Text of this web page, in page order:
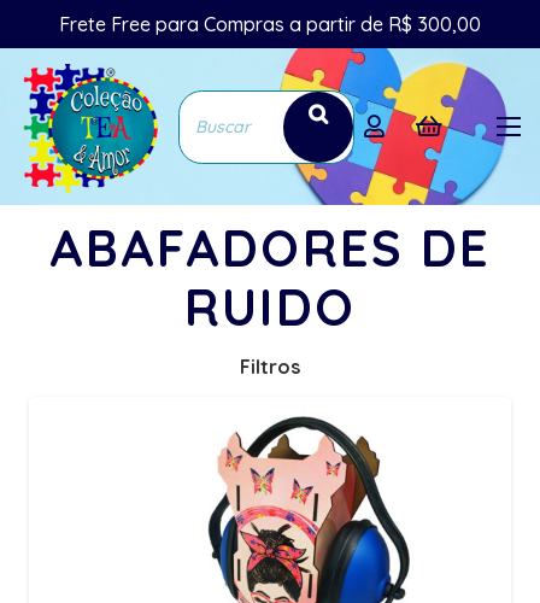
Frete Free para Compras a partir de R$ 300,00
ABAFADORES DE
RUIDO
Filtros